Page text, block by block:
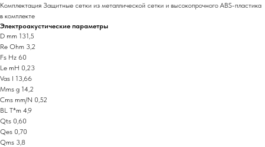
Комплектация Защитные сетки из металлической сетки и высокопрочного ABS-пластика
в комплекте
Электроакустические параметры
D mm 131,5
Re Ohm 3,2
Fs Hz 60
Le mH 0,23
Vas I 13,66
Mms g 14,2
Cms mm/N 0,52
BL T*m 4,9
Qts 0,60
Qes 0,70
Qms 3,8